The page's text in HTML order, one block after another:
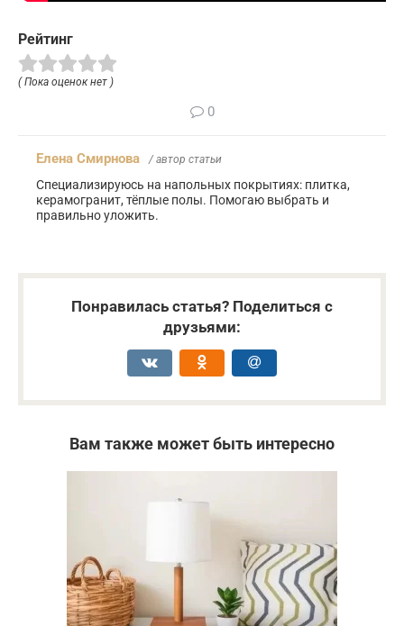
Рейтинг
( Пока оценок нет )
0
Елена Смирнова / автор статьи
Специализируюсь на напольных покрытиях: плитка,
керамогранит, тёплые полы. Помогаю выбрать и
правильно уложить.
Понравилась статья? Поделиться с
друзьями:
Вам также может быть интересно